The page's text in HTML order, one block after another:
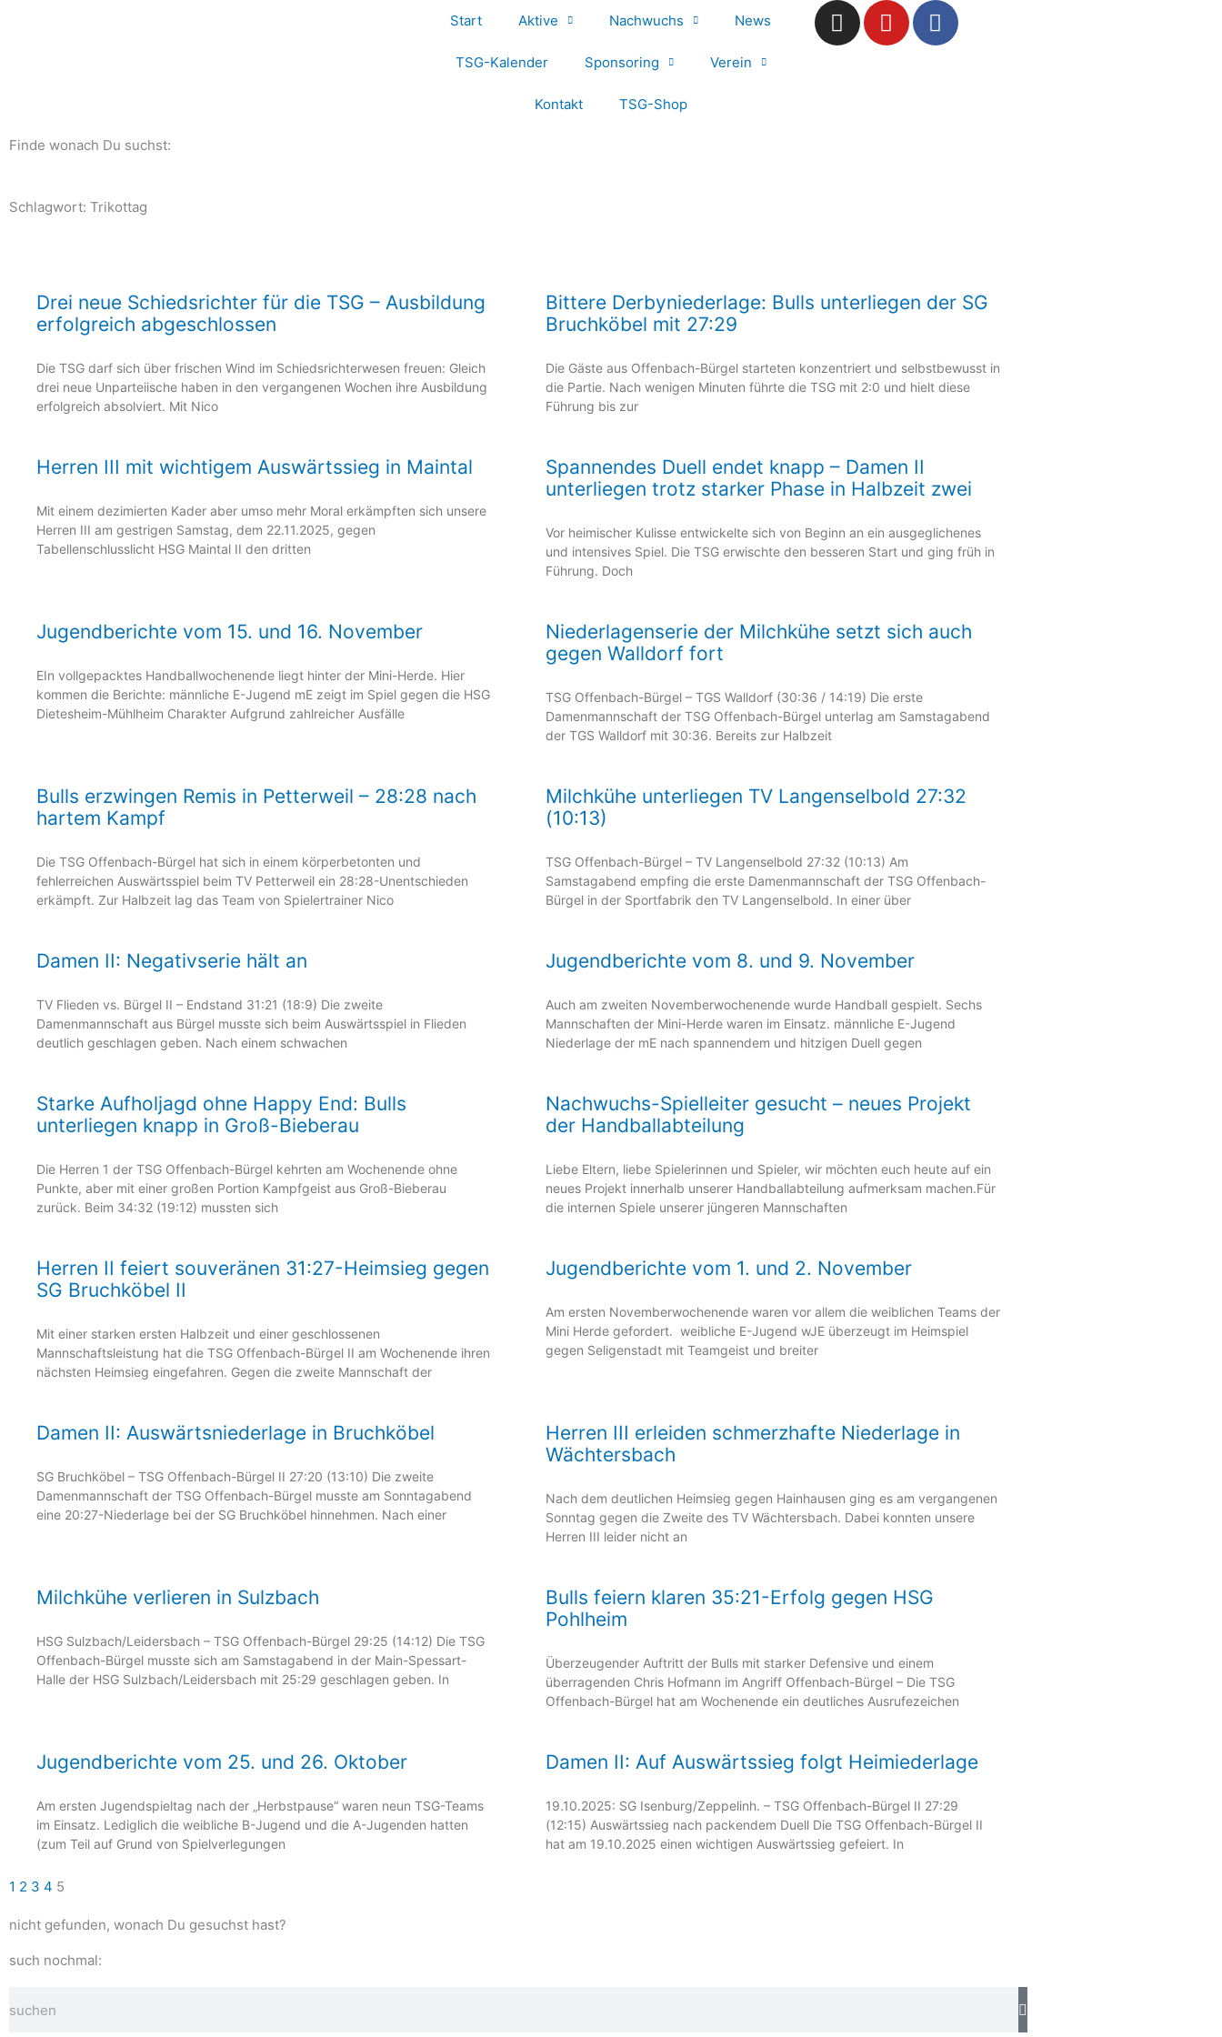
Start Aktive Nachwuchs News
TSG-Kalender Sponsoring Verein
Kontakt TSG-Shop
I
n
Y
o
F
a
Finde wonach Du suchst:
Schlagwort: Trikottag
Drei neue Schiedsrichter für die TSG – Ausbildung
erfolgreich abgeschlossen
Die TSG darf sich über frischen Wind im Schiedsrichterwesen freuen: Gleich
drei neue Unparteiische haben in den vergangenen Wochen ihre Ausbildung
erfolgreich absolviert. Mit Nico
Bittere Derbyniederlage: Bulls unterliegen der SG
Bruchköbel mit 27:29
Die Gäste aus Offenbach-Bürgel starteten konzentriert und selbstbewusst in
die Partie. Nach wenigen Minuten führte die TSG mit 2:0 und hielt diese
Führung bis zur
Herren III mit wichtigem Auswärtssieg in Maintal
Mit einem dezimierten Kader aber umso mehr Moral erkämpften sich unsere
Herren III am gestrigen Samstag, dem 22.11.2025, gegen
Tabellenschlusslicht HSG Maintal II den dritten
Spannendes Duell endet knapp – Damen II
unterliegen trotz starker Phase in Halbzeit zwei
Vor heimischer Kulisse entwickelte sich von Beginn an ein ausgeglichenes
und intensives Spiel. Die TSG erwischte den besseren Start und ging früh in
Führung. Doch
Jugendberichte vom 15. und 16. November
EIn vollgepacktes Handballwochenende liegt hinter der Mini-Herde. Hier
kommen die Berichte: männliche E-Jugend mE zeigt im Spiel gegen die HSG
Dietesheim-Mühlheim Charakter Aufgrund zahlreicher Ausfälle
Niederlagenserie der Milchkühe setzt sich auch
gegen Walldorf fort
TSG Offenbach-Bürgel – TGS Walldorf (30:36 / 14:19) Die erste
Damenmannschaft der TSG Offenbach-Bürgel unterlag am Samstagabend
der TGS Walldorf mit 30:36. Bereits zur Halbzeit
Bulls erzwingen Remis in Petterweil – 28:28 nach
hartem Kampf
Die TSG Offenbach-Bürgel hat sich in einem körperbetonten und
fehlerreichen Auswärtsspiel beim TV Petterweil ein 28:28-Unentschieden
erkämpft. Zur Halbzeit lag das Team von Spielertrainer Nico
Milchkühe unterliegen TV Langenselbold 27:32
(10:13)
TSG Offenbach-Bürgel – TV Langenselbold 27:32 (10:13) Am
Samstagabend empfing die erste Damenmannschaft der TSG Offenbach-
Bürgel in der Sportfabrik den TV Langenselbold. In einer über
Damen II: Negativserie hält an
TV Flieden vs. Bürgel II – Endstand 31:21 (18:9) Die zweite
Damenmannschaft aus Bürgel musste sich beim Auswärtsspiel in Flieden
deutlich geschlagen geben. Nach einem schwachen
Jugendberichte vom 8. und 9. November
Auch am zweiten Novemberwochenende wurde Handball gespielt. Sechs
Mannschaften der Mini-Herde waren im Einsatz. männliche E-Jugend
Niederlage der mE nach spannendem und hitzigen Duell gegen
Starke Aufholjagd ohne Happy End: Bulls
unterliegen knapp in Groß-Bieberau
Die Herren 1 der TSG Offenbach-Bürgel kehrten am Wochenende ohne
Punkte, aber mit einer großen Portion Kampfgeist aus Groß-Bieberau
zurück. Beim 34:32 (19:12) mussten sich
Nachwuchs-Spielleiter gesucht – neues Projekt
der Handballabteilung
Liebe Eltern, liebe Spielerinnen und Spieler, wir möchten euch heute auf ein
neues Projekt innerhalb unserer Handballabteilung aufmerksam machen.Für
die internen Spiele unserer jüngeren Mannschaften
Herren II feiert souveränen 31:27-Heimsieg gegen
SG Bruchköbel II
Mit einer starken ersten Halbzeit und einer geschlossenen
Mannschaftsleistung hat die TSG Offenbach-Bürgel II am Wochenende ihren
nächsten Heimsieg eingefahren. Gegen die zweite Mannschaft der
Jugendberichte vom 1. und 2. November
Am ersten Novemberwochenende waren vor allem die weiblichen Teams der
Mini Herde gefordert. weibliche E-Jugend wJE überzeugt im Heimspiel
gegen Seligenstadt mit Teamgeist und breiter
Damen II: Auswärtsniederlage in Bruchköbel
SG Bruchköbel – TSG Offenbach-Bürgel II 27:20 (13:10) Die zweite
Damenmannschaft der TSG Offenbach-Bürgel musste am Sonntagabend
eine 20:27-Niederlage bei der SG Bruchköbel hinnehmen. Nach einer
Herren III erleiden schmerzhafte Niederlage in
Wächtersbach
Nach dem deutlichen Heimsieg gegen Hainhausen ging es am vergangenen
Sonntag gegen die Zweite des TV Wächtersbach. Dabei konnten unsere
Herren III leider nicht an
Milchkühe verlieren in Sulzbach
HSG Sulzbach/Leidersbach – TSG Offenbach-Bürgel 29:25 (14:12) Die TSG
Offenbach-Bürgel musste sich am Samstagabend in der Main-Spessart-
Halle der HSG Sulzbach/Leidersbach mit 25:29 geschlagen geben. In
Bulls feiern klaren 35:21-Erfolg gegen HSG
Pohlheim
Überzeugender Auftritt der Bulls mit starker Defensive und einem
überragenden Chris Hofmann im Angriff Offenbach-Bürgel – Die TSG
Offenbach-Bürgel hat am Wochenende ein deutliches Ausrufezeichen
Jugendberichte vom 25. und 26. Oktober
Am ersten Jugendspieltag nach der „Herbstpause“ waren neun TSG-Teams
im Einsatz. Lediglich die weibliche B-Jugend und die A-Jugenden hatten
(zum Teil auf Grund von Spielverlegungen
Damen II: Auf Auswärtssieg folgt Heimiederlage
19.10.2025: SG Isenburg/Zeppelinh. – TSG Offenbach-Bürgel II 27:29
(12:15) Auswärtssieg nach packendem Duell Die TSG Offenbach-Bürgel II
hat am 19.10.2025 einen wichtigen Auswärtssieg gefeiert. In
1 2 3 4 5
nicht gefunden, wonach Du gesuchst hast?
such nochmal: